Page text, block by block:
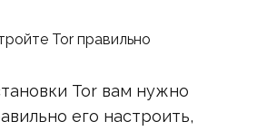
Tor правильно
Tor вам нужно
его настроить,